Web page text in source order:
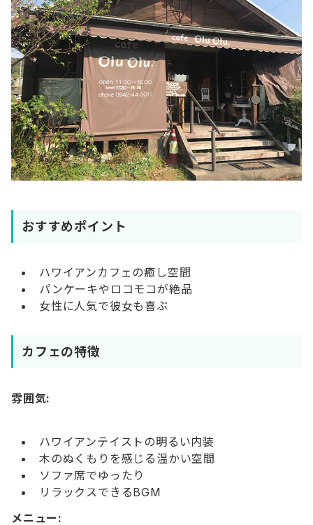
おすすめポイント
ハワイアンカフェの癒し空間
パンケーキやロコモコが絶品
女性に人気で彼女も喜ぶ
カフェの特徴
雰囲気:
ハワイアンテイストの明るい内装
木のぬくもりを感じる温かい空間
ソファ席でゆったり
リラックスできるBGM
メニュー: